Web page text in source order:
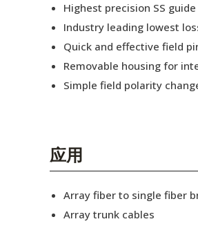
活动信息
Highest precision SS
Industry leading lowest
Quick and effective field
Removable housing for
Simple field polarity
应用
Array fiber to single fiber
Array trunk cables